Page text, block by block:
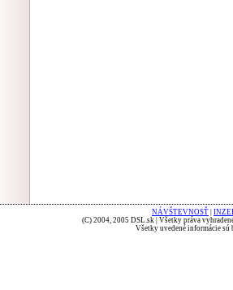
NÁVŠTEVNOSŤ
(C) 2004, 2005 DSL.sk | Všetky práva
Všetky uvedené informácie sú